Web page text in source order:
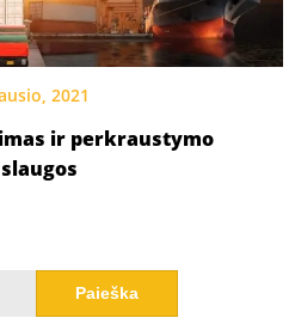
2021
ir perkraustymo